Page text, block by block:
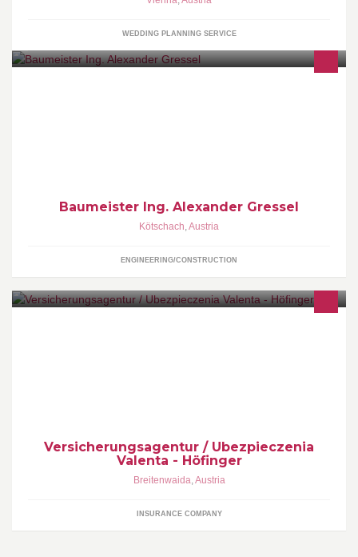
WEDDING PLANNING SERVICE
Baumeister Ing. Alexander Gressel
Kötschach,Austria
ENGINEERING/CONSTRUCTION
Versicherungsagentur / Ubezpieczenia
Valenta - Höfinger
Breitenwaida,Austria
INSURANCE COMPANY